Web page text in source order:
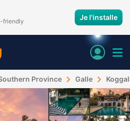
friendly Je l'installe
Province Galle